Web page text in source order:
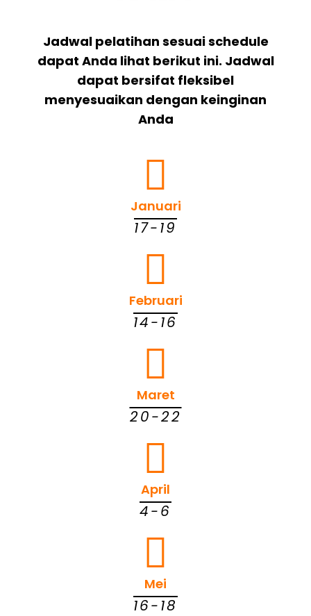
Jadwal pelatihan sesuai schedule
dapat Anda lihat berikut ini. Jadwal
dapat bersifat fleksibel
menyesuaikan dengan keinginan
Anda
Januari
17-19
Februari
14-16
Maret
20-22
April
4-6
Mei
16-18